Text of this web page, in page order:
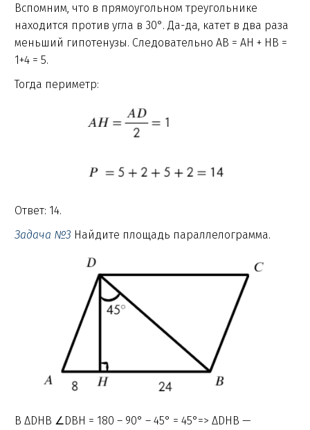
Вспомним, что в прямоугольном треугольнике
находится против угла в 30°. Да-да, катет в два раза
меньший гипотенузы. Следовательно AB = AH + HB =
1+4 = 5.
Тогда периметр:
Ответ: 14.
Задача №3 Найдите площадь параллелограмма.
В ΔDHB ∠DBH = 180 – 90° – 45° = 45°=> ΔDHB —